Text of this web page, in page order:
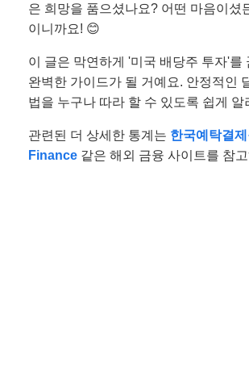
은 희망을 품으셨나요? 어떤 마음이셨
이니까요! 😊
이 글은 막연하게 '미국 배당주 투자'
완벽한 가이드가 될 거예요. 안정적인
법을 누구나 따라 할 수 있도록 쉽게 알
관련된 더 상세한 통계는 한국예탁결
Finance 같은 해외 금융 사이트를 참